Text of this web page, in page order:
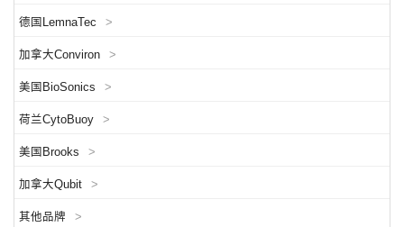
德国LemnaTec >
加拿大Conviron >
美国BioSonics >
荷兰CytoBuoy >
美国Brooks >
加拿大Qubit >
其他品牌 >